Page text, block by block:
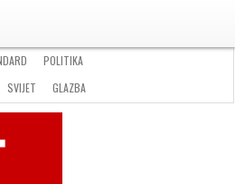
POLITIKA
SVIJET
GLAZBA
KONTAKT